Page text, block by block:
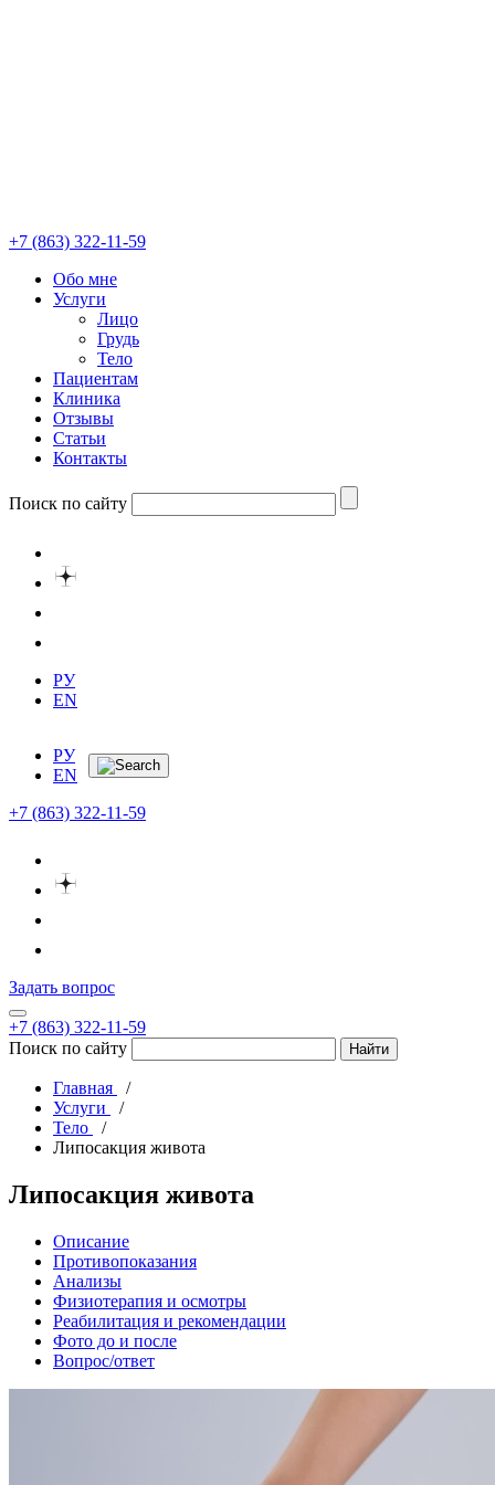
+7 (863) 322-11-59
Обо мне
Услуги
Лицо
Грудь
Тело
Пациентам
Клиника
Отзывы
Статьи
Контакты
Поиск по сайту
РУ
EN
РУ
EN
+7 (863) 322-11-59
Задать вопрос
+7 (863) 322-11-59
Поиск по сайту
Главная
Услуги
Тело
Липосакция живота
Липосакция живота
Описание
Противопоказания
Анализы
Физиотерапия и осмотры
Реабилитация и рекомендации
Фото до и после
Вопрос/ответ